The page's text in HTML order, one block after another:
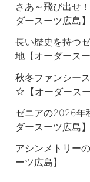
さあ～飛び出せ
ダースーツ広島】
長い歴史を持つ
地【オーダース
秋冬ファンシー
☆【オーダース
ゼニアの2026年
ダースーツ広島】
アシンメトリー
ーツ広島】